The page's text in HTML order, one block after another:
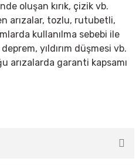
oluşan kırık, çizik vb.
arızalar, tozlu, rutubetli,
kullanılma sebebi ile
yıldırım düşmesi vb.
arızalarda garanti kapsamı